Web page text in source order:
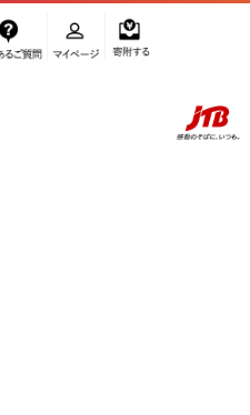
と納税サイト